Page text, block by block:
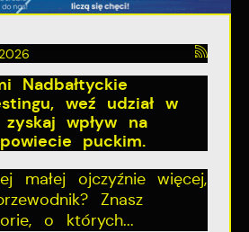
Nadbałtyckie
weź udział w
wpływ na
puckim.
małej ojczyźnie więcej,
Znasz
o których...